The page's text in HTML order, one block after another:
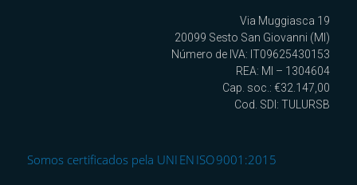
Via Muggiasca 19
20099 Sesto San Giovanni (MI)
Número de IVA: IT09625430153
REA: MI – 1304604
Cap. soc.: €32.147,00
Cod. SDI: TULURSB
Somos certificados pela UNI EN ISO 9001:2015